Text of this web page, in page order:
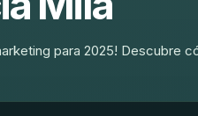
para 2025! Descubre